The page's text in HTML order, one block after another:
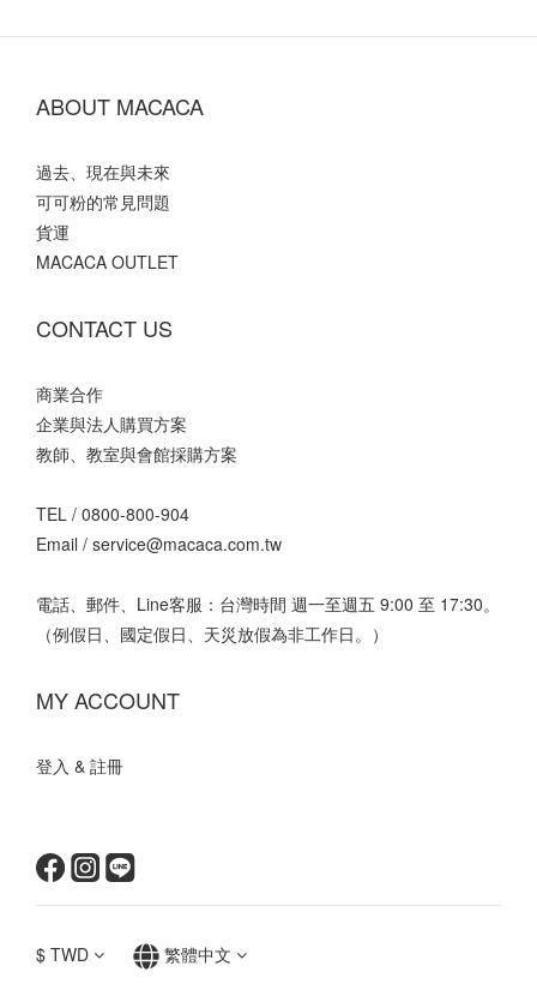
ABOUT MACACA
過去、現在與未來
可可粉的常見問題
貨運
MACACA OUTLET
CONTACT US
商業合作
企業與法人購買方案
教師、教室與會館採購方案
TEL / 0800-800-904
Email / service@macaca.com.tw
電話、郵件、Line客服：台灣時間 週一至週五 9:00 至 17:30。
（例假日、國定假日、天災放假為非工作日。）
MY ACCOUNT
登入 & 註冊
$ TWD 繁體中文